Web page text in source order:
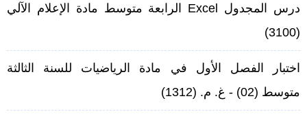
درس المجدول Excel الرابعة متوسط مادة الإعلام الآلي
(3100)
اختبار الفصل الأول في مادة الرياضيات للسنة الثالثة
متوسط (02) - غ. م.
(1312)